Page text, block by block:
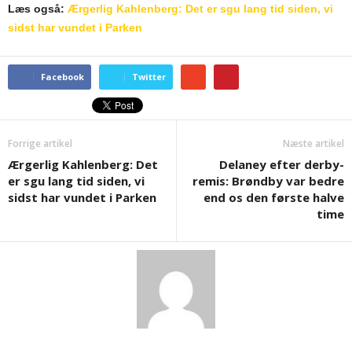
Læs også: Ærgerlig Kahlenberg: Det er sgu lang tid siden, vi
sidst har vundet i Parken
Facebook Twitter
Forrige artikel
Ærgerlig Kahlenberg: Det
er sgu lang tid siden, vi
sidst har vundet i Parken
Næste artikel
Delaney efter derby-
remis: Brøndby var bedre
end os den første halve
time